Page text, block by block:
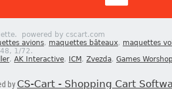
powered by cscart.com
avions, maquettes bâteaux, maquettes
1/72.
, AK Interactive, ICM , Zvezda, Games Worshop
by CS-Cart - Shopping Cart